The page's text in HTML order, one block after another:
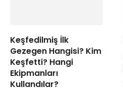
Keşfedilmiş İlk
Gezegen Hangisi? Kim
Keşfetti? Hangi
Ekipmanları
Kullandılar?